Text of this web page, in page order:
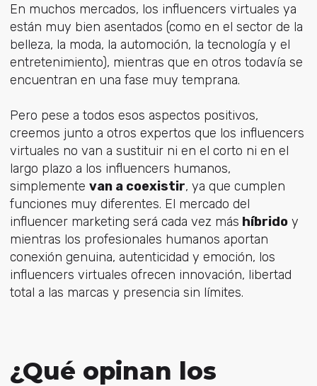
En muchos mercados, los influencers virtuales ya
están muy bien asentados (como en el sector de la
belleza, la moda, la automoción, la tecnología y el
entretenimiento), mientras que en otros todavía se
encuentran en una fase muy temprana.
Pero pese a todos esos aspectos positivos,
creemos junto a otros expertos que los influencers
virtuales no van a sustituir ni en el corto ni en el
largo plazo a los influencers humanos,
simplemente van a coexistir, ya que cumplen
funciones muy diferentes. El mercado del
influencer marketing será cada vez más híbridoy
mientras los profesionales humanos aportan
conexión genuina, autenticidad y emoción, los
influencers virtuales ofrecen innovación, libertad
total a las marcas y presencia sin límites.
¿Qué opinan los